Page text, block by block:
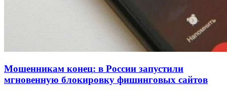
Мошенникам конец: в России запустили
мгновенную блокировку фишинговых сайтов